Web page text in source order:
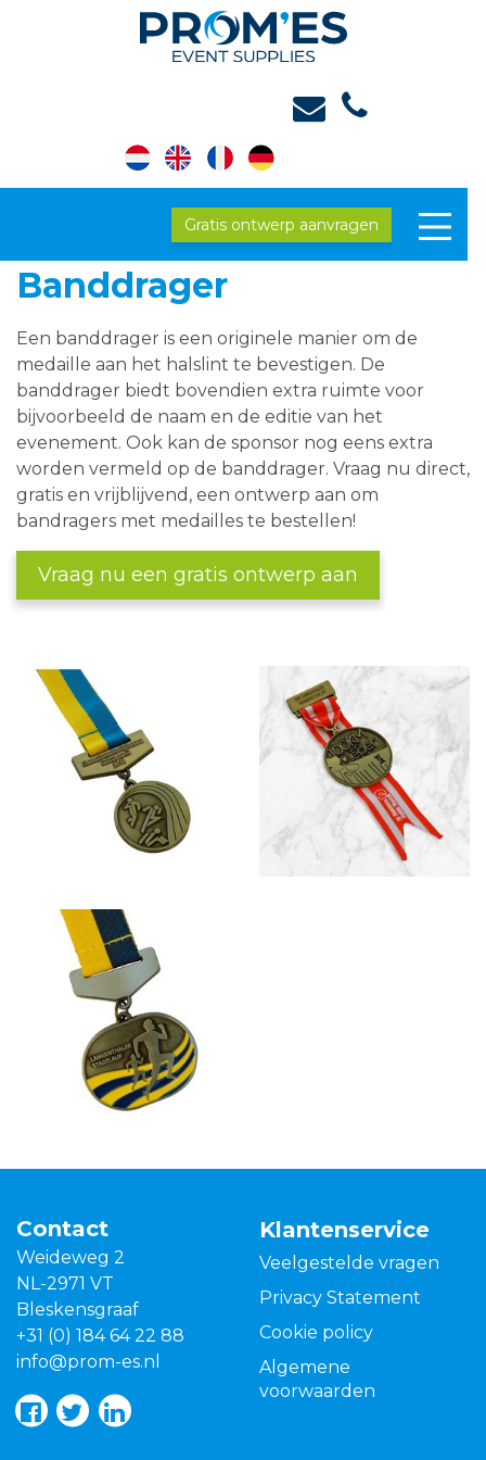
Gratis ontwerp aanvragen
Banddrager
Een banddrager is een originele manier om de
medaille aan het halslint te bevestigen. De
banddrager biedt bovendien extra ruimte voor
bijvoorbeeld de naam en de editie van het
evenement. Ook kan de sponsor nog eens extra
worden vermeld op de banddrager. Vraag nu direct,
gratis en vrijblijvend, een ontwerp aan om
bandragers met medailles te bestellen!
Vraag nu een gratis ontwerp aan
Contact
Weideweg 2
NL-2971 VT
Bleskensgraaf
+31 (0) 184 64 22 88
info@prom-es.nl
Klantenservice
Veelgestelde vragen
Privacy Statement
Cookie policy
Algemene
voorwaarden